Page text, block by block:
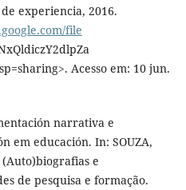
experiencia, 2016.
file
Acesso em: 10 jun.
narrativa e
em educación. In: SOUZA,
e
de pesquisa e formação.